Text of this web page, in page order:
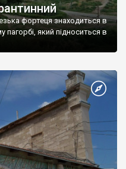
фортеця знаходиться в
пагорбі, який підноситься в